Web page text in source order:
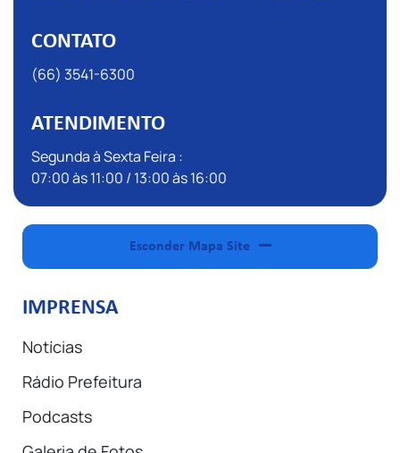
CONTATO
(66) 3541-6300
ATENDIMENTO
Segunda à Sexta Feira :
07:00 às 11:00 / 13:00 às 16:00
Esconder Mapa Site
IMPRENSA
Notícias
Rádio Prefeitura
Podcasts